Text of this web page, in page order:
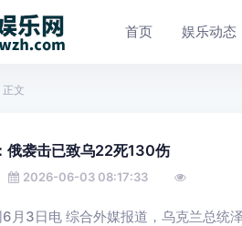
首页 娱乐动态
正文
俄袭击已致乌22死130伤
2026-06-03 08:17:33
3日电 综合外媒报道，乌克兰总统泽